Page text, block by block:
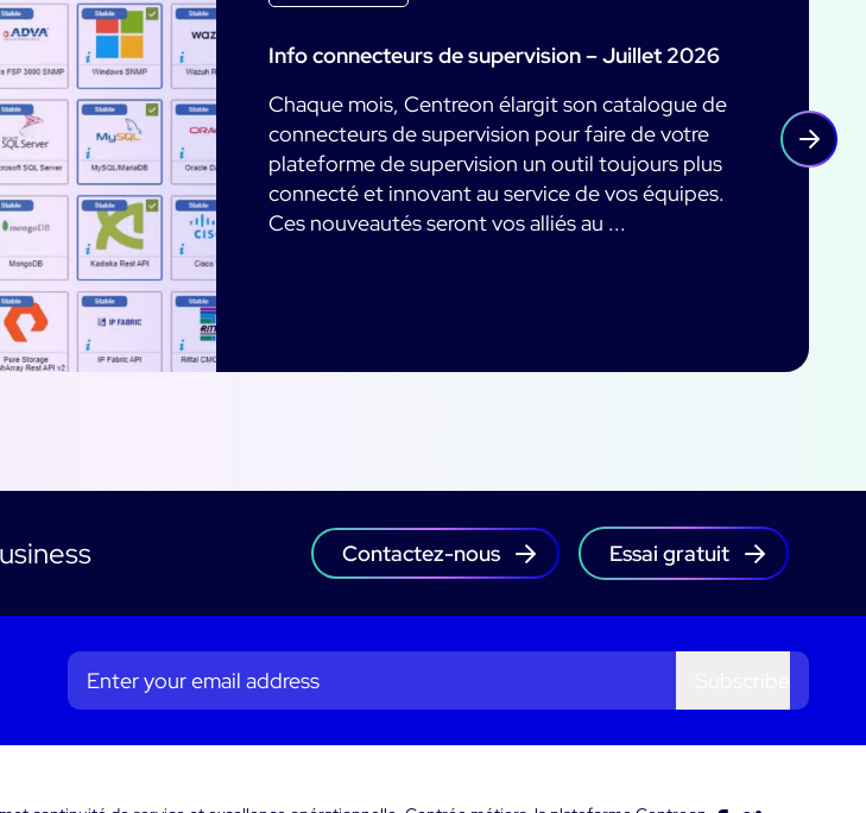
Info connecteurs de supervision – Juillet 2026
Chaque mois, Centreon élargit son catalogue de
connecteurs de supervision pour faire de votre
plateforme de supervision un outil toujours plus
connecté et innovant au service de vos équipes.
Ces nouveautés seront vos alliés au ...
Contactez-nous Essai gratuit